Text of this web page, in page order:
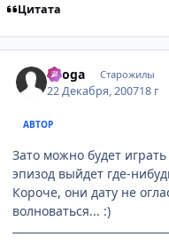
Цитата
Ryoga Старожилы
22 Декабря, 200718 г
АВТОР
Зато можно будет
эпизод выйдет где-
Короче, они дату не
волноваться... :)